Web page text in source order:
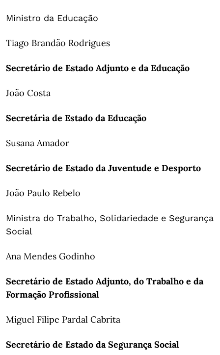
Ministro da Educação
Tiago Brandão Rodrigues
Secretário de Estado Adjunto e da Educação
João Costa
Secretária de Estado da Educação
Susana Amador
Secretário de Estado da Juventude e Desporto
João Paulo Rebelo
Ministra do Trabalho, Solidariedade e Segurança
Social
Ana Mendes Godinho
Secretário de Estado Adjunto, do Trabalho e da
Formação Profissional
Miguel Filipe Pardal Cabrita
Secretário de Estado da Segurança Social